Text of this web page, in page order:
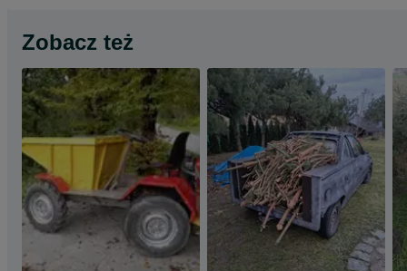
Zobacz też